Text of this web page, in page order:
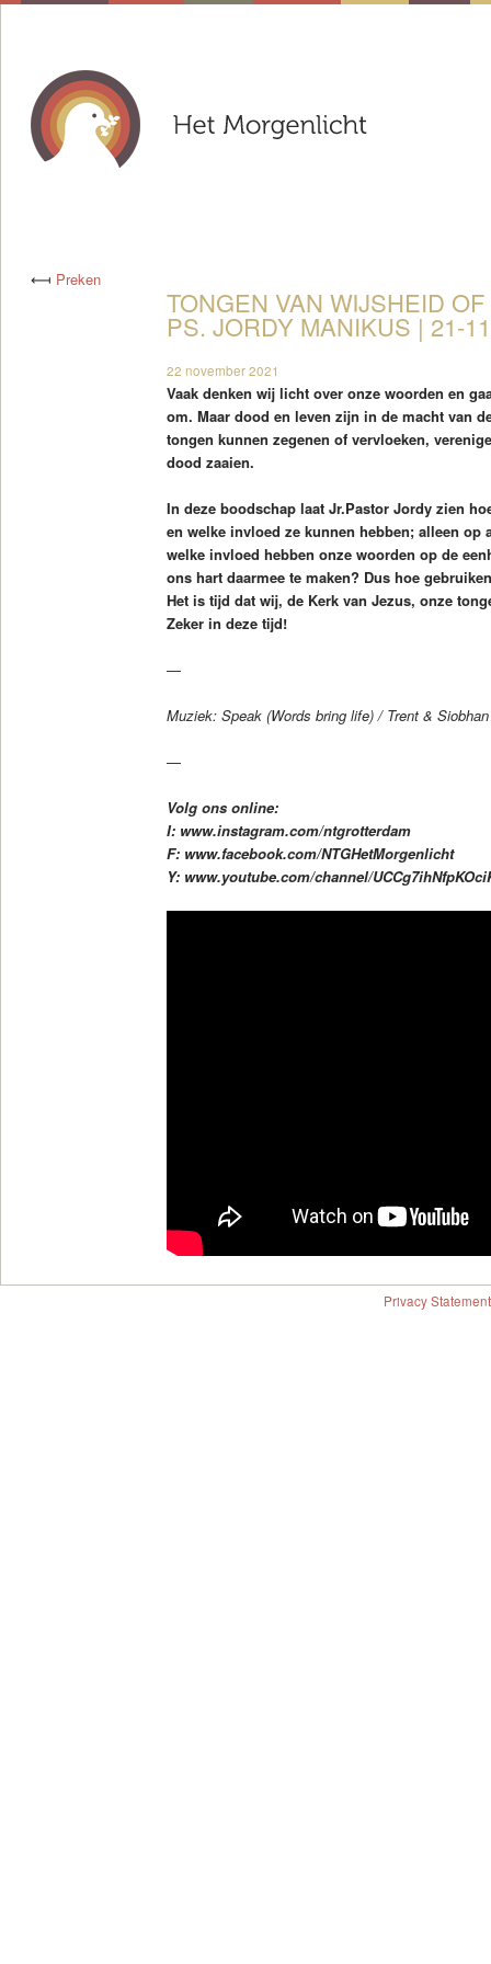
⟻ Preken
TONGEN VAN WIJSHEID
PS. JORDY MANIKUS | 21-
22 november 2021
Vaak denken wij licht over onze woorden en
om. Maar dood en leven zijn in de macht van
tongen kunnen zegenen of vervloeken,
dood zaaien.
In deze boodschap laat Jr.Pastor Jordy zien
en welke invloed ze kunnen hebben; alleen op
welke invloed hebben onze woorden op de
ons hart daarmee te maken? Dus hoe
Het is tijd dat wij, de Kerk van Jezus, onze
Zeker in deze tijd!
—
Muziek: Speak (Words bring life) / Trent & Siobhan
—
Volg ons online:
I: www.instagram.com/ntgrotterdam
F: www.facebook.com/NTGHetMorgenlicht
Y: www.youtube.com/channel/
Privacy Statement